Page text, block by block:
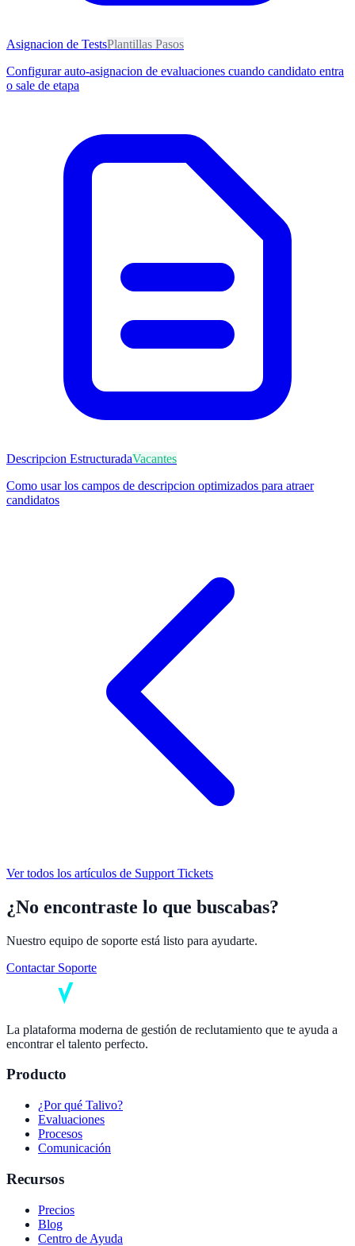
Asignacion de TestsPlantillas Pasos
Configurar auto-asignacion de evaluaciones cuando candidato entra
o sale de etapa
Descripcion EstructuradaVacantes
Como usar los campos de descripcion optimizados para atraer
candidatos
Ver todos los artículos de Support Tickets
¿No encontraste lo que buscabas?
Nuestro equipo de soporte está listo para ayudarte.
Contactar Soporte
La plataforma moderna de gestión de reclutamiento que te ayuda a
encontrar el talento perfecto.
Producto
¿Por qué Talivo?
Evaluaciones
Procesos
Comunicación
Recursos
Precios
Blog
Centro de Ayuda